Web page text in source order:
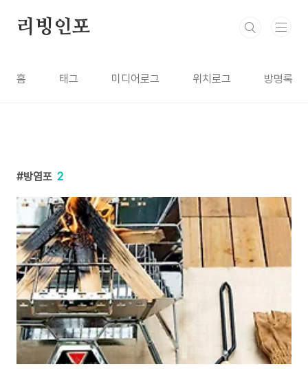
리빙인포
홈 태그 미디어로그 위치로그 방명록
방염포 2